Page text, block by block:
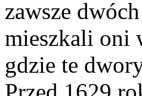
zawsze
mieszkali oni
gdzie te